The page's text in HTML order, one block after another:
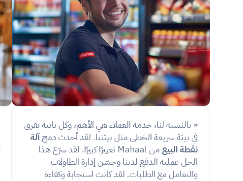
في بيئة سريعة الخطى مثل بيئتنا. لقد أحدث دمج
نقطة البيع